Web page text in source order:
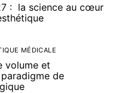
: la science au cœur
MÉDICALE
volume et
de